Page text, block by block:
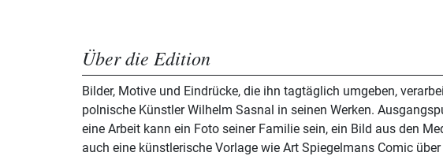
Über die Edition
Bilder, Motive und Eindrücke, die ihn tagtäglich umgeben,
polnische Künstler Wilhelm Sasnal in seinen Werken.
eine Arbeit kann ein Foto seiner Familie sein, ein Bild aus den
auch eine künstlerische Vorlage wie Art Spiegelmans Comic über